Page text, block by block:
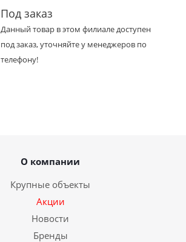
Под заказ
Данный товар в этом филиале доступен
под заказ, уточняйте у менеджеров по
телефону!
О компании
Крупные объекты
Акции
Новости
Бренды